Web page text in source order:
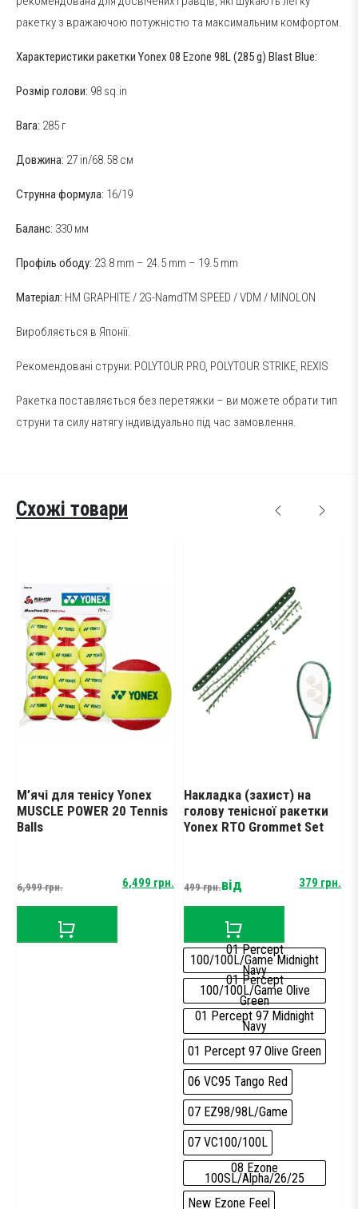
ракетку з вражаючою потужністю та максимальним комфортом.
Характеристики ракетки Yonex 08 Ezone 98L (285 g) Blast Blue:
Розмір голови: 98 sq.in
Вага: 285 г
Довжина: 27 in/68.58 см
Струнна формула: 16/19
Баланс: 330 мм
Профіль ободу: 23.8 mm – 24.5 mm – 19.5 mm
Матеріал: HM GRAPHITE / 2G-NamdTM SPEED / VDM / MINOLON
Виробляється в Японії.
Рекомендовані струни: POLYTOUR PRO, POLYTOUR STRIKE, REXIS
Ракетка поставляється без перетяжки – ви можете обрати тип
струни та силу натягу індивідуально під час замовлення.
Схожі товари
Yonex
20 Tennis
6,499
Накладка (захист) на
голову тенісної ракетки
Yonex RTO Grommet Set
від
грн. 379 грн.
01 Percept
100/100L/Game Midnight
01 Percept
100/100L/Game Olive
01 Percept 97 Midnight
01 Percept 97 Olive Green
06 VC95 Tango Red
07 EZ98/98L/Game
08 Ezone
100SL/Alpha/26/25
Струна для
Polytour Rev
m)
грн.
9,699
16LGa/1.25mm